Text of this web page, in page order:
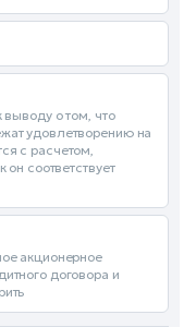
о том, что
удовлетворению на
с расчетом,
соответствует
акционерное
договора и